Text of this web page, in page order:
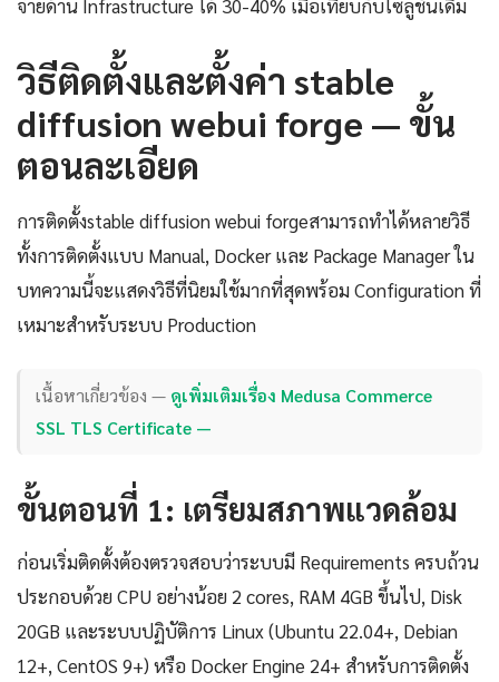
จ่ายด้าน Infrastructure ได้ 30-40% เมื่อเทียบกับโซลูชันเดิม
วิธีติดตั้งและตั้งค่า stable
diffusion webui forge — ขั้น
ตอนละเอียด
การติดตั้งstable diffusion webui forgeสามารถทำได้หลายวิธี
ทั้งการติดตั้งแบบ Manual, Docker และ Package Manager ใน
บทความนี้จะแสดงวิธีที่นิยมใช้มากที่สุดพร้อม Configuration ที่
เหมาะสำหรับระบบ Production
เนื้อหาเกี่ยวข้อง — ดูเพิ่มเติมเรื่อง Medusa Commerce
SSL TLS Certificate —
ขั้นตอนที่ 1: เตรียมสภาพแวดล้อม
ก่อนเริ่มติดตั้งต้องตรวจสอบว่าระบบมี Requirements ครบถ้วน
ประกอบด้วย CPU อย่างน้อย 2 cores, RAM 4GB ขึ้นไป, Disk
20GB และระบบปฏิบัติการ Linux (Ubuntu 22.04+, Debian
12+, CentOS 9+) หรือ Docker Engine 24+ สำหรับการติดตั้ง